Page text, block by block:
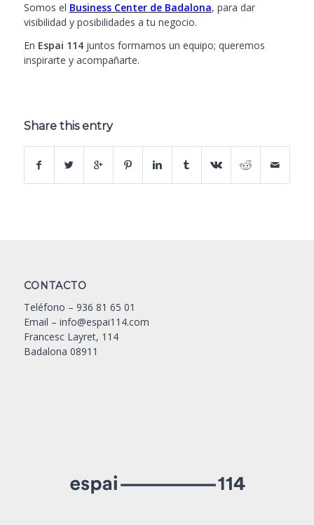
Somos el Business Center de Badalona, para dar
visibilidad y posibilidades a tu negocio.
En Espai 114juntos formamos un equipo; queremos
inspirarte y acompañarte.
Share this entry
CONTACTO
Teléfono – 936 81 65 01
Email – info@espai114.com
Francesc Layret, 114
Badalona 08911